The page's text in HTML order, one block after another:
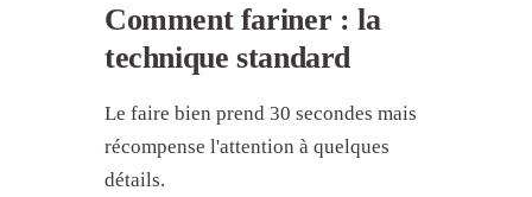
Comment fariner : la
technique standard
Le faire bien prend 30 secondes mais
récompense l'attention à quelques
détails.